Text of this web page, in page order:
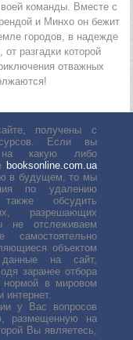
команды. Вместе с
и Минхо он бежит
городов, в надежде
разгадки которой
отважных
получены с
Если вы
на какую либо
booksonline.com.ua
в будущем, то мы
по удалению
обсудить
разрешающих
не отслеживаем
самостоятельно
объектом
на сайт,
заранее отбора
нормой в мировом
у Вас вопросов
размещенную на
Вы являетесь,